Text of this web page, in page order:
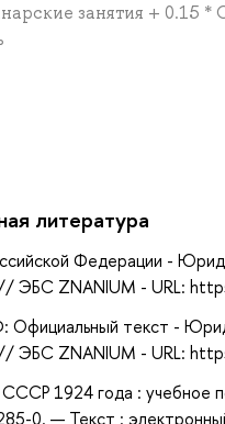
занятия + 0.15
литература
Федерации -
ЭБС ZNANIUM - URL:
Официальный текст -
ЭБС ZNANIUM - URL:
CCСР 1924 года :
0. — Текст :